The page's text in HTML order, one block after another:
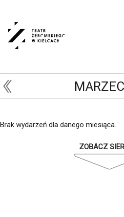
0,00
Brak wydarzeń dla danego miesiąca.
ZOBACZ